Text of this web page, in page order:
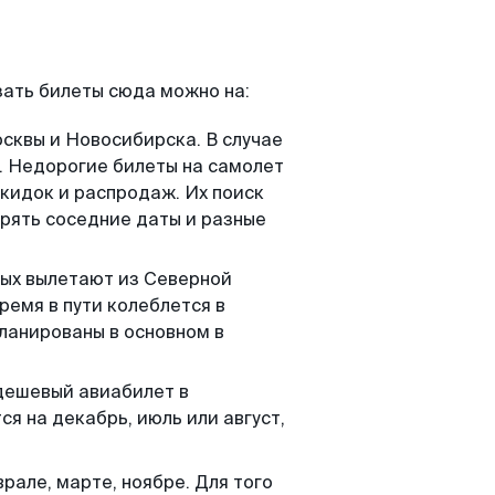
билеты сюда можно на:
и Новосибирска. В случае
Недорогие билеты на самолет
и распродаж. Их поиск
соседние даты и разные
вылетают из Северной
в пути колеблется в
в основном в
авиабилет в
на декабрь, июль или август,
марте, ноябре. Для того